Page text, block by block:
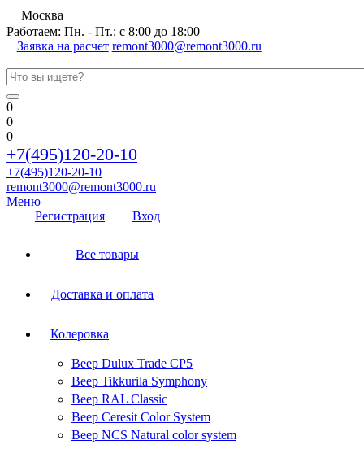
Москва
Работаем: Пн. - Пт.: с 8:00 до 18:00
Заявка на расчет remont3000@remont3000.ru
0
0
0
+7(495)120-20-10
+7(495)120-20-10
remont3000@remont3000.ru
Меню
Регистрация
Вход
Все товары
Доставка и оплата
Колеровка
Веер Dulux Trade CP5
Веер Tikkurila Symphony
Веер RAL Classic
Веер Ceresit Color System
Веер NCS Natural color system